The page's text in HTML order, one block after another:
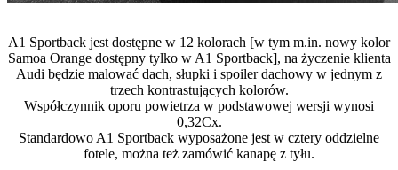
A1 Sportback jest dostępne w 12 kolorach [w tym m.in. nowy kolor
Samoa Orange dostępny tylko w A1 Sportback], na życzenie klienta
Audi będzie malować dach, słupki i spoiler dachowy w jednym z
trzech kontrastujących kolorów.
Współczynnik oporu powietrza w podstawowej wersji wynosi
0,32Cx.
Standardowo A1 Sportback wyposażone jest w cztery oddzielne
fotele, można też zamówić kanapę z tyłu.